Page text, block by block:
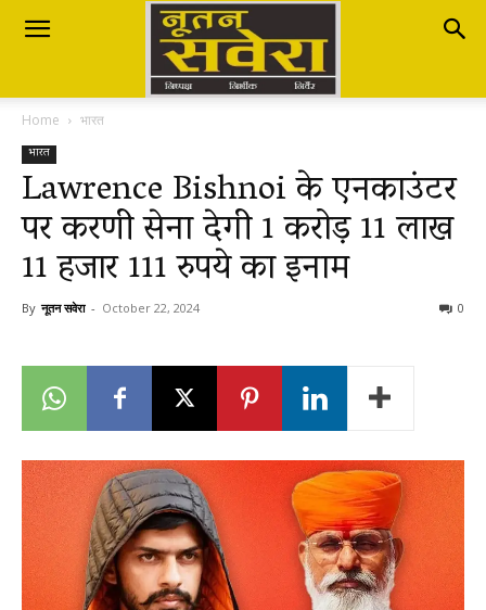
Nutan
Savera
नूतन
सवेरा
Breaking
Home भारत
भारत
Lawrence Bishnoi के एनकाउंटर
पर करणी सेना देगी 1 करोड़ 11 लाख
11 हजार 111 रुपये का इनाम
By नूतन सवेरा - October 22, 2024 0